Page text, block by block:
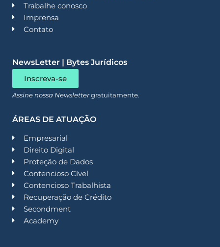
Trabalhe conosco
Imprensa
Contato
NewsLetter | Bytes Jurídicos
Inscreva-se
Assine nossa Newslettergratuitamente.
ÁREAS DE ATUAÇÃO
Empresarial
Direito Digital
Proteção de Dados
Contencioso Cível
Contencioso Trabalhista
Recuperação de Crédito
Secondment
Academy